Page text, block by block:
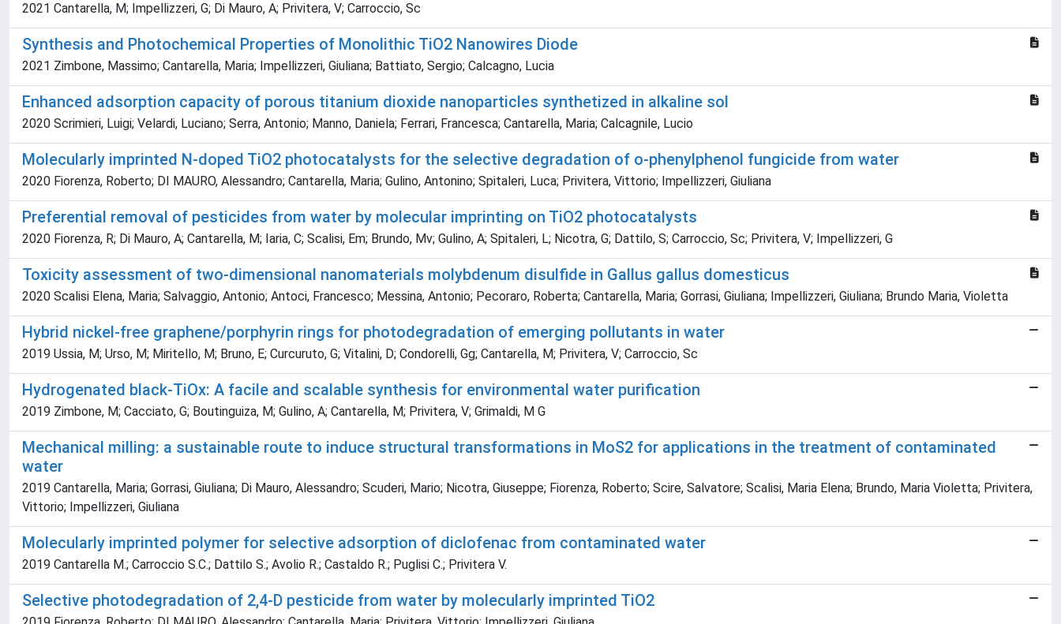
2021 Cantarella, M; Impellizzeri, G; Di Mauro, A; Privitera, V; Carroccio, Sc
Synthesis and Photochemical Properties of Monolithic TiO2 Nanowires Diode
2021 Zimbone, Massimo; Cantarella, Maria; Impellizzeri, Giuliana; Battiato, Sergio; Calcagno, Lucia
Enhanced adsorption capacity of porous titanium dioxide nanoparticles synthetized in alkaline sol
2020 Scrimieri, Luigi; Velardi, Luciano; Serra, Antonio; Manno, Daniela; Ferrari, Francesca; Cantarella, Maria; Calcagnile, Lucio
Molecularly imprinted N-doped TiO2 photocatalysts for the selective degradation of o-phenylphenol fungicide from water
2020 Fiorenza, Roberto; DI MAURO, Alessandro; Cantarella, Maria; Gulino, Antonino; Spitaleri, Luca; Privitera, Vittorio; Impellizzeri, Giuliana
Preferential removal of pesticides from water by molecular imprinting on TiO2 photocatalysts
2020 Fiorenza, R; Di Mauro, A; Cantarella, M; Iaria, C; Scalisi, Em; Brundo, Mv; Gulino, A; Spitaleri, L; Nicotra, G; Dattilo, S; Carroccio, Sc; Privitera, V; Impellizzeri, G
Toxicity assessment of two-dimensional nanomaterials molybdenum disulfide in Gallus gallus domesticus
2020 Scalisi Elena, Maria; Salvaggio, Antonio; Antoci, Francesco; Messina, Antonio; Pecoraro, Roberta; Cantarella, Maria; Gorrasi, Giuliana; Impellizzeri, Giuliana; Brundo Maria, Violetta
Hybrid nickel-free graphene/porphyrin rings for photodegradation of emerging pollutants in water
2019 Ussia, M; Urso, M; Miritello, M; Bruno, E; Curcuruto, G; Vitalini, D; Condorelli, Gg; Cantarella, M; Privitera, V; Carroccio, Sc
Hydrogenated black-TiOx: A facile and scalable synthesis for environmental water purification
2019 Zimbone, M; Cacciato, G; Boutinguiza, M; Gulino, A; Cantarella, M; Privitera, V; Grimaldi, M G
Mechanical milling: a sustainable route to induce structural transformations in MoS2 for applications in the treatment of contaminated
water
2019 Cantarella, Maria; Gorrasi, Giuliana; Di Mauro, Alessandro; Scuderi, Mario; Nicotra, Giuseppe; Fiorenza, Roberto; Scire, Salvatore; Scalisi, Maria Elena; Brundo, Maria Violetta; Privitera,
Vittorio; Impellizzeri, Giuliana
Molecularly imprinted polymer for selective adsorption of diclofenac from contaminated water
2019 Cantarella M.; Carroccio S.C.; Dattilo S.; Avolio R.; Castaldo R.; Puglisi C.; Privitera V.
Selective photodegradation of 2,4-D pesticide from water by molecularly imprinted TiO2